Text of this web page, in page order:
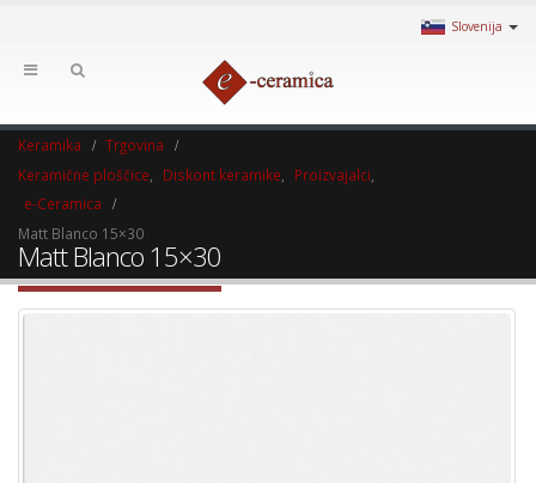
Slovenija
Keramika
Trgovina
Keramične ploščice
Diskont keramike Proizvajalci
e-Ceramica
Matt Blanco 15×30
Matt Blanco 15×30